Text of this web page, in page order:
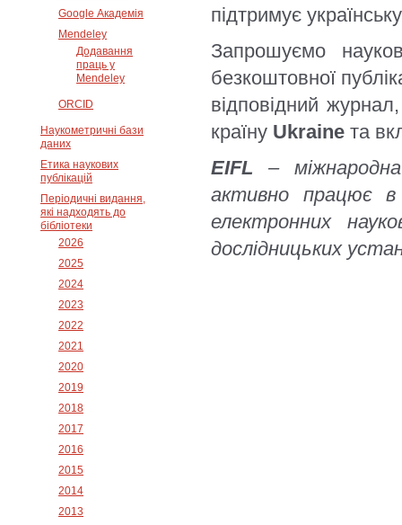
Google Академія
Mendeley
Додавання
праць у
Mendeley
ORCID
Наукометричні бази
даних
Етика наукових
публікацій
Періодичні видання,
які надходять до
бібліотеки
2026
2025
2024
2023
2022
2021
2020
2019
2018
2017
2016
2015
2014
2013
підтримує
Запрошуємо
безкоштовної
відповідний
країну Ukraine та
EIFL –
активно працює
електронних
дослідницьких